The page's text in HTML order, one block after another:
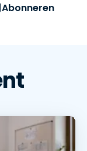
Abonneren